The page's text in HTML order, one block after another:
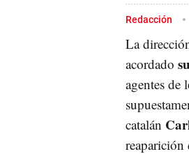
Redacción
La
acordado
agentes de
catalán
reaparición